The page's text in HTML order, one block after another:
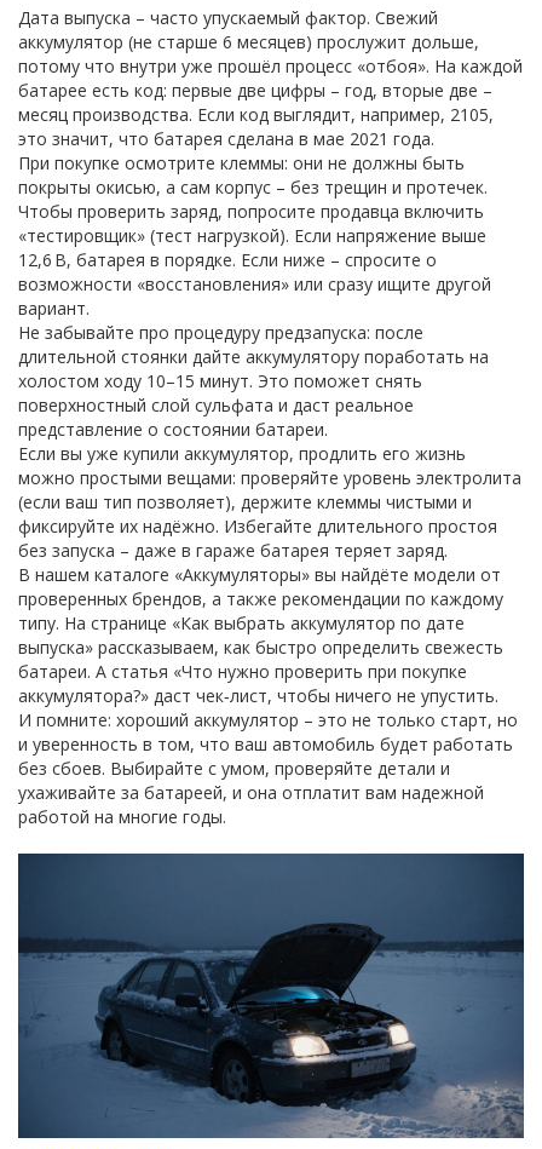
Дата выпуска – часто упускаемый фактор. Свежий
аккумулятор (не старше 6 месяцев) прослужит дольше,
потому что внутри уже прошёл процесс «отбоя». На каждой
батарее есть код: первые две цифры – год, вторые две –
месяц производства. Если код выглядит, например, 2105,
это значит, что батарея сделана в мае 2021 года.
При покупке осмотрите клеммы: они не должны быть
покрыты окисью, а сам корпус – без трещин и протечек.
Чтобы проверить заряд, попросите продавца включить
«тестировщик» (тест нагрузкой). Если напряжение выше
12,6 В, батарея в порядке. Если ниже – спросите о
возможности «восстановления» или сразу ищите другой
вариант.
Не забывайте про процедуру предзапуска: после
длительной стоянки дайте аккумулятору поработать на
холостом ходу 10–15 минут. Это поможет снять
поверхностный слой сульфата и даст реальное
представление о состоянии батареи.
Если вы уже купили аккумулятор, продлить его жизнь
можно простыми вещами: проверяйте уровень электролита
(если ваш тип позволяет), держите клеммы чистыми и
фиксируйте их надёжно. Избегайте длительного простоя
без запуска – даже в гараже батарея теряет заряд.
В нашем каталоге «Аккумуляторы» вы найдёте модели от
проверенных брендов, а также рекомендации по каждому
типу. На странице «Как выбрать аккумулятор по дате
выпуска» рассказываем, как быстро определить свежесть
батареи. А статья «Что нужно проверить при покупке
аккумулятора?» даст чек‑лист, чтобы ничего не упустить.
И помните: хороший аккумулятор – это не только старт, но
и уверенность в том, что ваш автомобиль будет работать
без сбоев. Выбирайте с умом, проверяйте детали и
ухаживайте за батареей, и она отплатит вам надежной
работой на многие годы.